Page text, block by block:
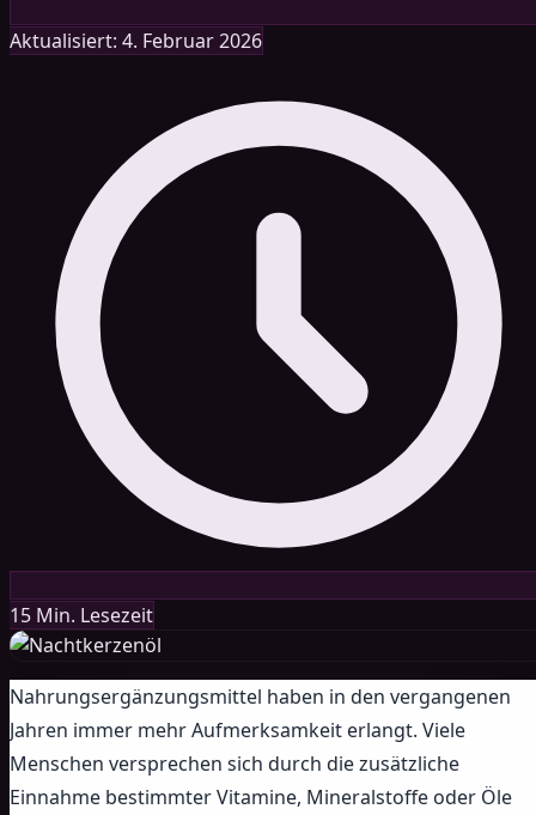
Aktualisiert: 4. Februar 2026
15 Min. Lesezeit
Nahrungsergänzungsmittel haben in den vergangenen
Jahren immer mehr Aufmerksamkeit erlangt. Viele
Menschen versprechen sich durch die zusätzliche
Einnahme bestimmter Vitamine, Mineralstoffe oder Öle